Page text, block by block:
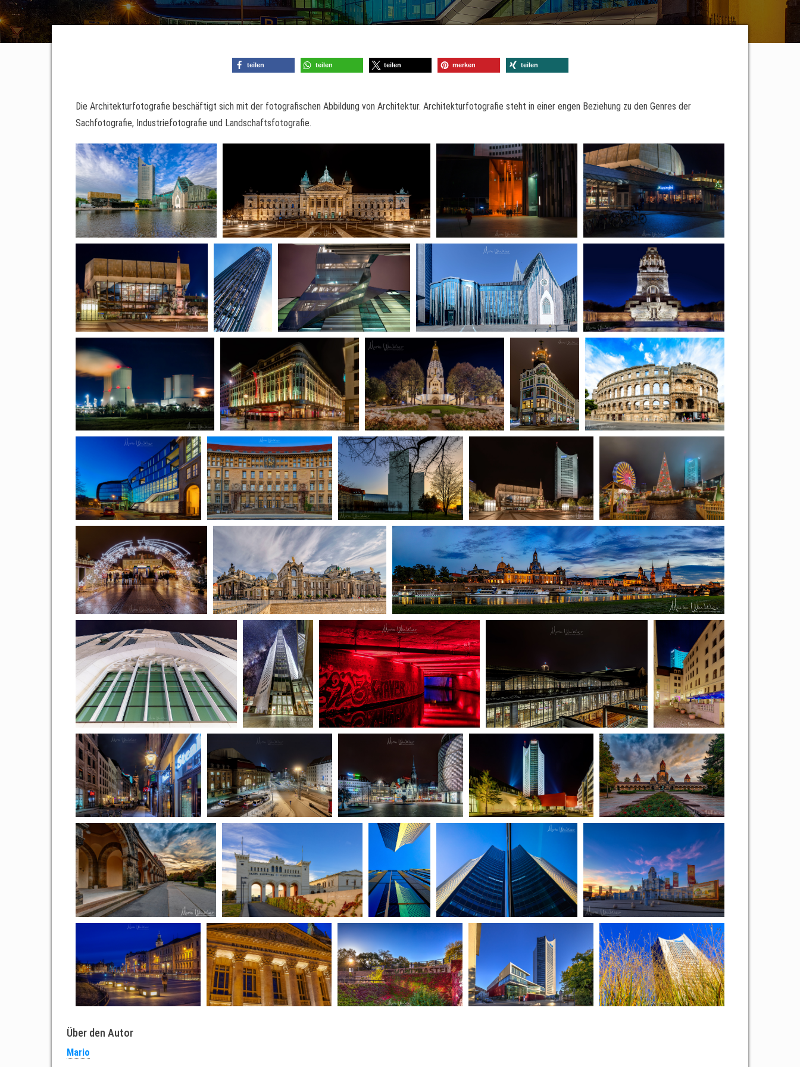
teilen teilen teilen merken teilen
Die Architekturfotografie beschäftigt sich mit der fotografischen Abbildung von Architektur. Architekturfotografie steht in einer engen Beziehung zu den Genres der
Sachfotografie, Industriefotografie und Landschaftsfotografie.
Über den Autor
Mario